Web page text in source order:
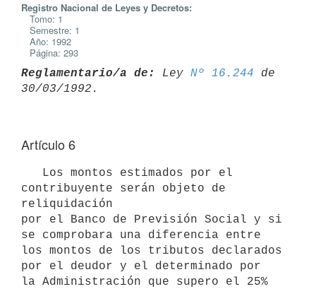
Registro Nacional de Leyes y Decretos:
Tomo: 1
Semestre: 1
Año: 1992
Página: 293
Reglamentario/a de: Ley Nº 16.244 de
Artículo 6
contribuyente serán objeto de
reliquidación
por el Banco de Previsión Social y si
se comprobara una diferencia entre
los montos de los tributos declarados
por el deudor y el determinado por
la Administración que supero el 25%